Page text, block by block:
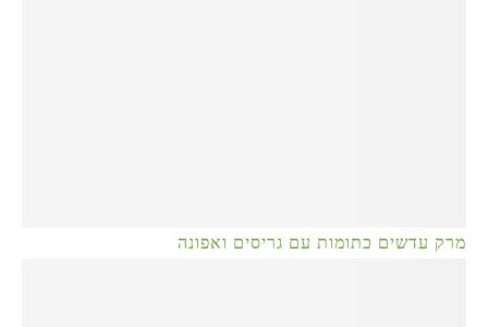
מרק עדשים כתומות עם גריסים ואפונה